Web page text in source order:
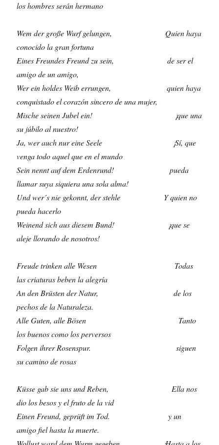
los hombres serán hermano
Wem der große Wurf gelungen, Quien haya
conocido la gran fortuna
Eines Freundes Freund zu sein, de ser el
amigo de un amigo,
Wer ein holdes Weib errungen, quien haya
conquistado el corazón sincero de una mujer,
Mische seinen Jubel ein! ¡que una
su júbilo al nuestro!
Ja, wer auch nur eine Seele ¡Sí, que
venga todo aquel que en el mundo
Sein nennt auf dem Erdenrund! pueda
llamar suya siquiera una sola alma!
Und wer´s nie gekonnt, der stehle Y quien no
pueda hacerlo
Weinend sich aus diesem Bund! ¡que se
aleje llorando de nosotros!
Freude trinken alle Wesen Todas
las criaturas beben la alegría
An den Brüsten der Natur, de los
pechos de la Naturaleza.
Alle Guten, alle Bösen Tanto
los buenos como los perversos
Folgen ihrer Rosenspur. siguen
su camino de rosas
Küsse gab sie uns und Reben, Ella nos
dio los besos y el fruto de la vid
Einen Freund, geprüft im Tod. y un
amigo fiel hasta la muerte.